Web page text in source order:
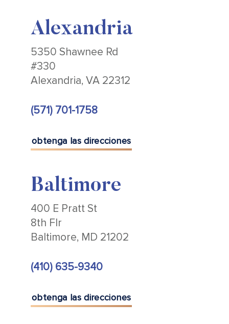
Alexandria
5350 Shawnee Rd
#330
Alexandria, VA 22312
(571) 701-1758
obtenga las direcciones
Baltimore
400 E Pratt St
8th Flr
Baltimore, MD 21202
(410) 635-9340
obtenga las direcciones